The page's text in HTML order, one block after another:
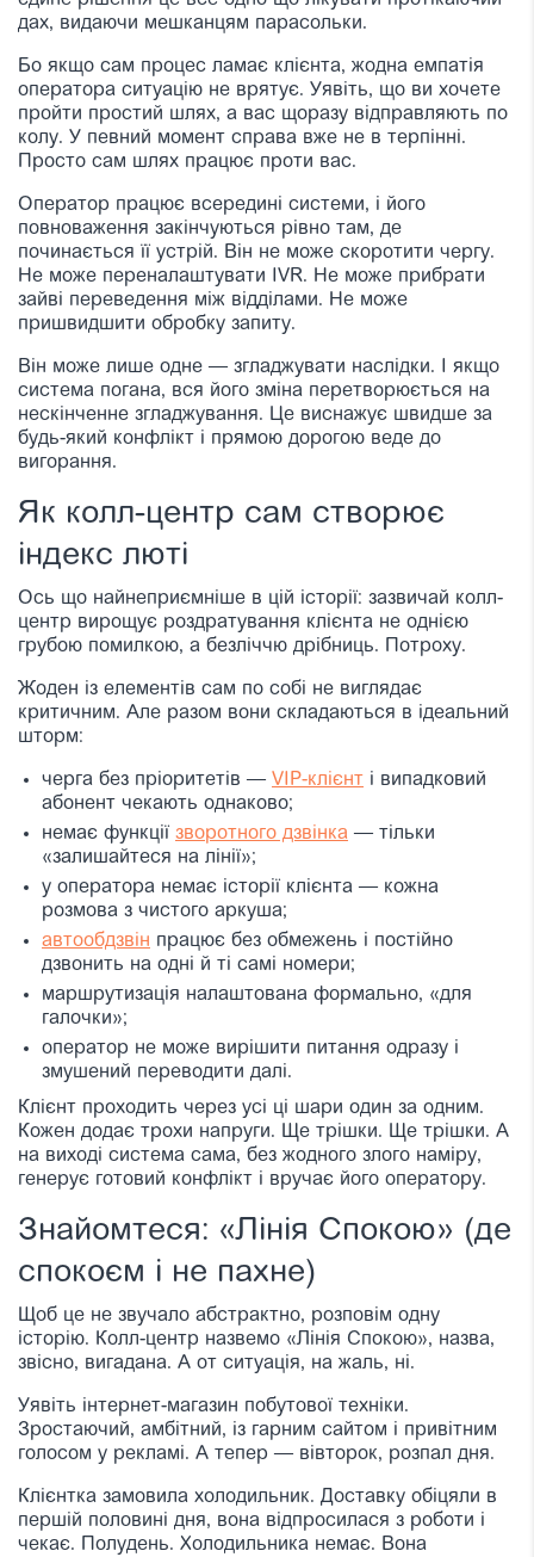
дах, видаючи мешканцям парасольки.
Бо якщо сам процес ламає клієнта, жодна емпатія
оператора ситуацію не врятує. Уявіть, що ви хочете
пройти простий шлях, а вас щоразу відправляють по
колу. У певний момент справа вже не в терпінні.
Просто сам шлях працює проти вас.
Оператор працює всередині системи, і його
повноваження закінчуються рівно там, де
починається її устрій. Він не може скоротити чергу.
Не може переналаштувати IVR. Не може прибрати
зайві переведення між відділами. Не може
пришвидшити обробку запиту.
Він може лише одне — згладжувати наслідки. І якщо
система погана, вся його зміна перетворюється на
нескінченне згладжування. Це виснажує швидше за
будь-який конфлікт і прямою дорогою веде до
вигорання.
Як колл-центр сам створює
індекс люті
Ось що найнеприємніше в цій історії: зазвичай колл-
центр вирощує роздратування клієнта не однією
грубою помилкою, а безліччю дрібниць. Потроху.
Жоден із елементів сам по собі не виглядає
критичним. Але разом вони складаються в ідеальний
шторм:
черга без пріоритетів — VIP-клієнт і випадковий
абонент чекають однаково;
немає функції зворотного дзвінка — тільки
«залишайтеся на лінії»;
у оператора немає історії клієнта — кожна
розмова з чистого аркуша;
автообдзвiн працює без обмежень і постійно
дзвонить на одні й ті самі номери;
маршрутизація налаштована формально, «для
галочки»;
оператор не може вирішити питання одразу і
змушений переводити далі.
Клієнт проходить через усі ці шари один за одним.
Кожен додає трохи напруги. Ще трішки. Ще трішки. А
на виході система сама, без жодного злого наміру,
генерує готовий конфлікт і вручає його оператору.
Знайомтеся: «Лінія Спокою» (де
спокоєм і не пахне)
Щоб це не звучало абстрактно, розповім одну
історію. Колл-центр назвемо «Лінія Спокою», назва,
звісно, вигадана. А от ситуація, на жаль, ні.
Уявіть інтернет-магазин побутової техніки.
Зростаючий, амбітний, із гарним сайтом і привітним
голосом у рекламі. А тепер — вівторок, розпал дня.
Клієнтка замовила холодильник. Доставку обіцяли в
першій половині дня, вона відпросилася з роботи і
чекає. Полудень. Холодильника немає. Вона